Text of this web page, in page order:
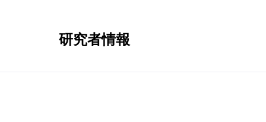
研究者情報